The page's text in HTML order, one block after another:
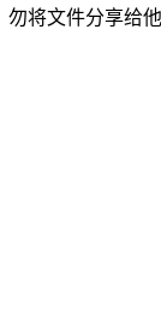
将文件分享给